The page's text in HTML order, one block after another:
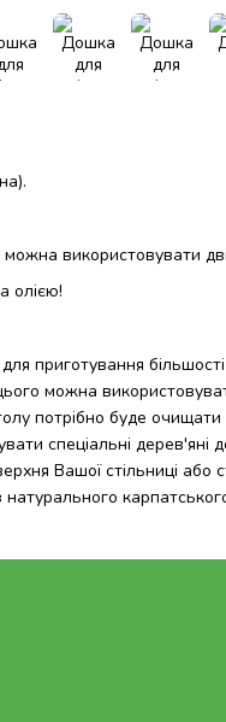
використовувати
олією!
приготування більшості
можна
потрібно буде очищати
спеціальні
Вашої стільниці або
натурального